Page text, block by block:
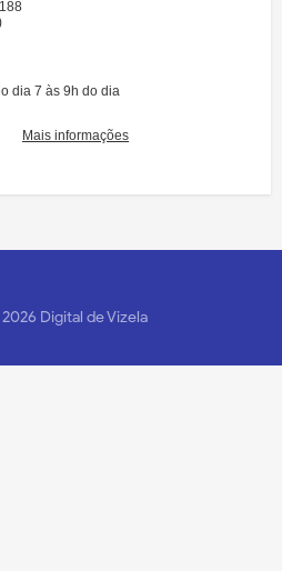
2026 Digital de Vizela